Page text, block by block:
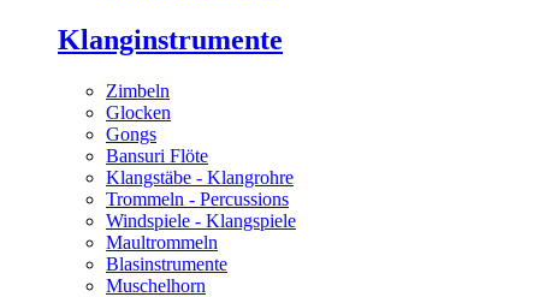
Klanginstrumente
Zimbeln
Glocken
Gongs
Bansuri Flöte
Klangstäbe - Klangrohre
Trommeln - Percussions
Windspiele - Klangspiele
Maultrommeln
Blasinstrumente
Muschelhorn